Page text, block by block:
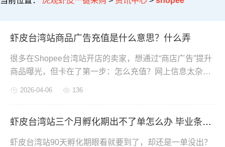
虾皮台湾站商品广告充值是什么意思？什么弄
很多在Shopee台湾站开店的卖家，想通过“商店广告”提升
商品曝光，但卡在了第一步：怎么充值？网上信息太杂，
2026-04-06 136
虾皮台湾站三个月孵化期出不了单怎么办 毕业条件是什么
虾皮台湾站90天孵化期眼看就要到了，却还是一单没出？